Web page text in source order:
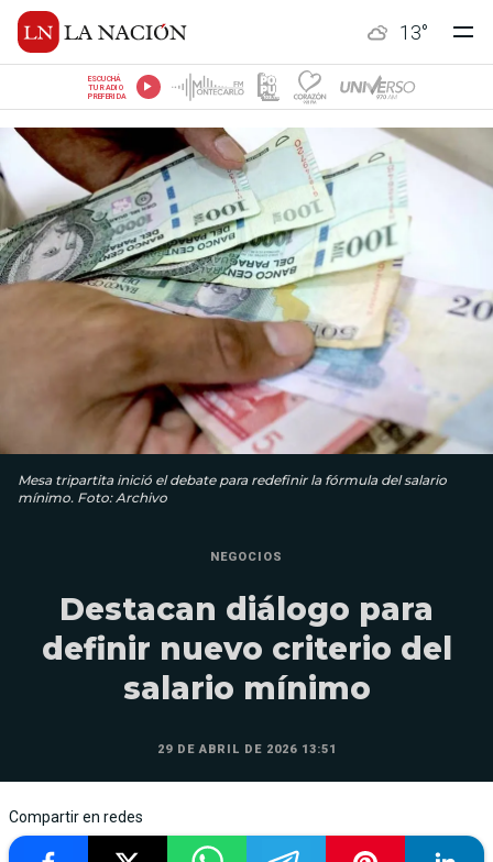
13°
ESCUCHÁ
TU RADIO
PREFERIDA
Mesa tripartita inició el debate para redefinir la fórmula del salario
mínimo. Foto: Archivo
NEGOCIOS
Destacan diálogo para
definir nuevo criterio del
salario mínimo
29 DE ABRIL DE 2026 13:51
Compartir en redes